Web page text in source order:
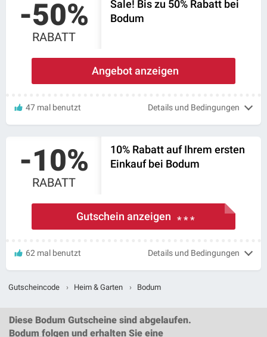
-50%
RABATT
Sale! Bis zu 50% Rabatt bei
Bodum
Angebot anzeigen
47 mal benutzt Details und Bedingungen
-10%
RABATT
10% Rabatt auf Ihrem ersten
Einkauf bei Bodum
Gutschein anzeigen * * *
62 mal benutzt Details und Bedingungen
Gutscheincode › Heim & Garten › Bodum
Diese Bodum Gutscheine sind abgelaufen.
Bodum folgen und erhalten Sie eine